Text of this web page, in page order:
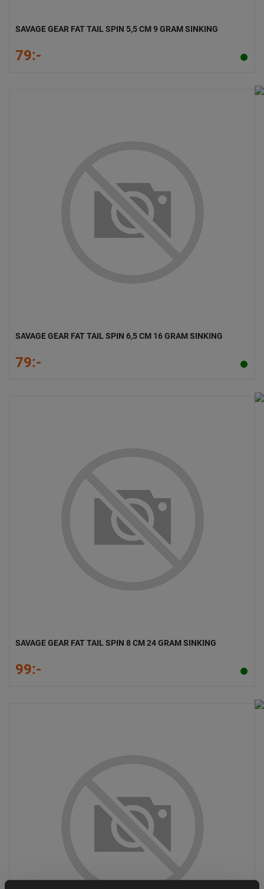
SAVAGE GEAR FAT TAIL SPIN 5,5 CM 9 GRAM SINKING
79:-
SAVAGE GEAR FAT TAIL SPIN 6,5 CM 16 GRAM SINKING
79:-
SAVAGE GEAR FAT TAIL SPIN 8 CM 24 GRAM SINKING
99:-